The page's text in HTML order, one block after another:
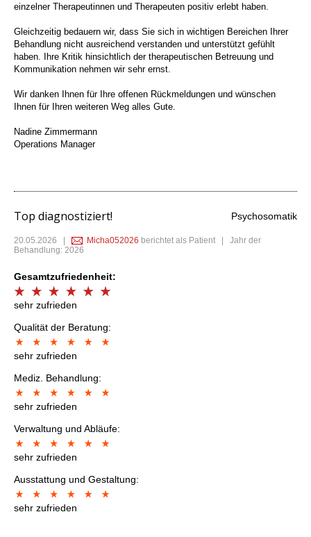
einzelner Therapeutinnen und Therapeuten positiv erlebt haben.
Gleichzeitig bedauern wir, dass Sie sich in wichtigen Bereichen Ihrer
Behandlung nicht ausreichend verstanden und unterstützt gefühlt
haben. Ihre Kritik hinsichtlich der therapeutischen Betreuung und
Kommunikation nehmen wir sehr ernst.
Wir danken Ihnen für Ihre offenen Rückmeldungen und wünschen
Ihnen für Ihren weiteren Weg alles Gute.
Nadine Zimmermann
Operations Manager
Top diagnostiziert! Psychosomatik
20.05.2026 Micha052026 berichtet als Patient | Jahr der
Behandlung: 2026
Gesamtzufriedenheit:
sehr zufrieden
Qualität der Beratung:
sehr zufrieden
Mediz. Behandlung:
sehr zufrieden
Verwaltung und Abläufe:
sehr zufrieden
Ausstattung und Gestaltung:
sehr zufrieden